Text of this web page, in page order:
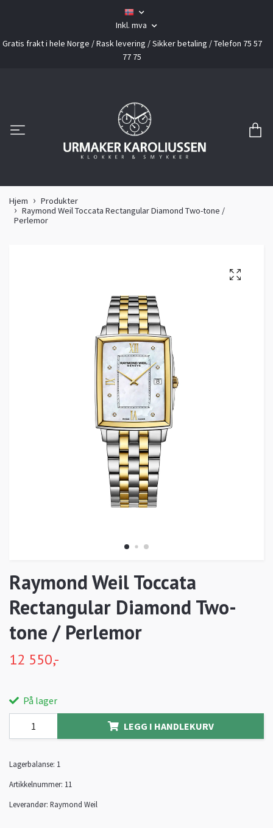
Inkl. mva
Gratis frakt i hele Norge / Rask levering / Sikker betaling / Telefon 75 57
77 75
Hjem
Produkter
Raymond Weil Toccata Rectangular Diamond Two-tone /
Perlemor
Raymond Weil Toccata
Rectangular Diamond Two-
tone / Perlemor
12 550,-
På lager
LEGG I HANDLEKURV
Lagerbalanse: 1
Artikkelnummer: 11
Leverandør: Raymond Weil